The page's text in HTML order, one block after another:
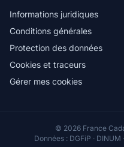
Informations juridiques
Conditions générales
Protection des données
Cookies et traceurs
Gérer mes cookies
© 2026 France
Données : DGFiP ·